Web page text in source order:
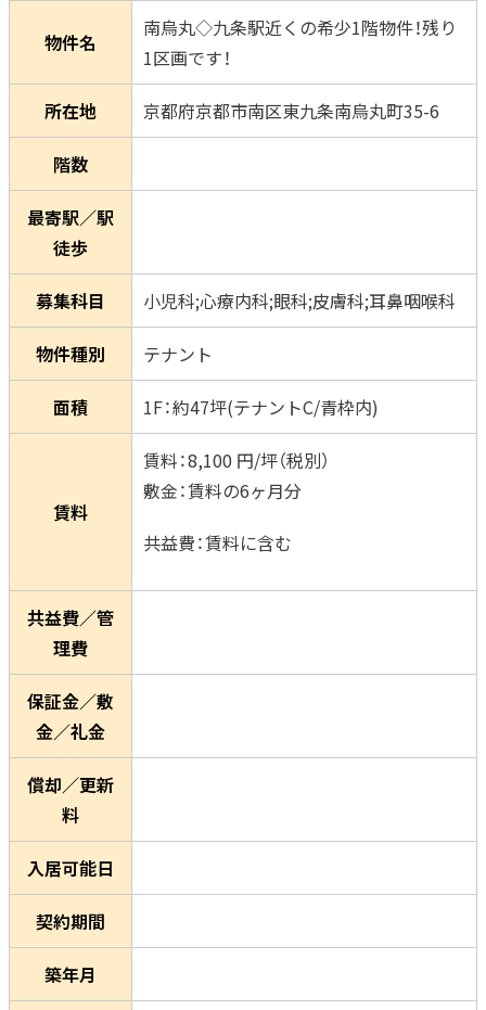
物件名
南烏丸◇九条駅近くの希少1階物件！残り
1区画です！
所在地 京都府京都市南区東九条南烏丸町35-6
階数
最寄駅／駅
徒歩
募集科目 小児科;心療内科;眼科;皮膚科;耳鼻咽喉科
物件種別 テナント
面積 1F：約47坪(テナントC/青枠内)
賃料
賃料：8,100 円/坪（税別）
敷金：賃料の6ヶ月分
共益費：賃料に含む
共益費／管
理費
保証金／敷
金／礼金
償却／更新
料
入居可能日
契約期間
築年月